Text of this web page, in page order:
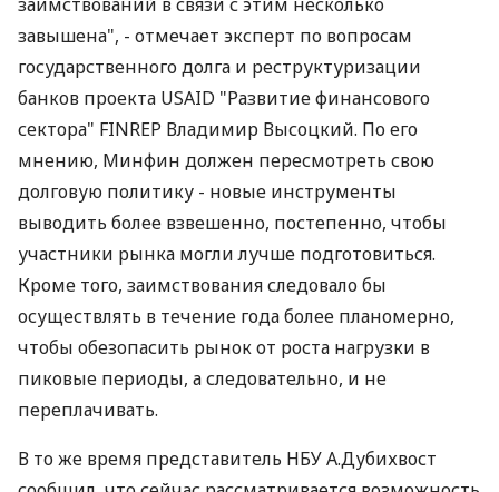
специалисты обращают внимание на то, что
ценообразование на облигации с валютной
привязкой происходит не совсем рыночно - из-за
небольшого количества заявок от покупателей.
"Вполне вероятно, что стоимость этих
заимствований в связи с этим несколько
завышена", - отмечает эксперт по вопросам
государственного долга и реструктуризации
банков проекта USAID "Развитие финансового
сектора" FINREP Владимир Высоцкий. По его
мнению, Минфин должен пересмотреть свою
долговую политику - новые инструменты
выводить более взвешенно, постепенно, чтобы
участники рынка могли лучше подготовиться.